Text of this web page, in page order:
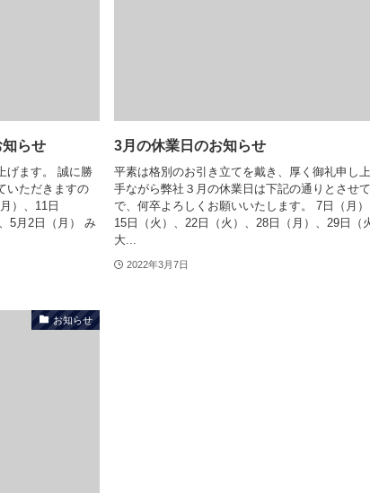
らせ
げます。 誠に勝
いただきますの
）、11日
5月2日（月） み
3月の休業日のお知らせ
平素は格別のお引き立てを戴き、厚く御礼申し
手ながら弊社３月の休業日は下記の通りとさせ
で、何卒よろしくお願いいたします。 7日（月）
15日（火）、22日（火）、28日（月）、29日（
大...
2022年3月7日
お知らせ